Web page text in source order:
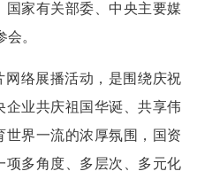
家有关部委、中央主要媒
。
网络展播活动，是围绕庆祝
企业共庆祖国华诞、共享伟
界一流的浓厚氛围，国资
多角度、多层次、多元化